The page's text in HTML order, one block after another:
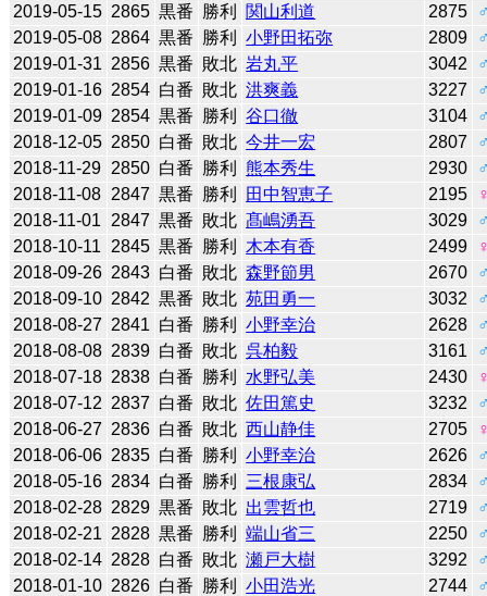
2019-05-15 2865 黒番 勝利 関山利道 2875
2019-05-08 2864 黒番 勝利 小野田拓弥 2809
2019-01-31 2856 黒番 敗北 岩丸平 3042
2019-01-16 2854 白番 敗北 洪爽義 3227
2019-01-09 2854 黒番 勝利 谷口徹 3104
2018-12-05 2850 白番 敗北 今井一宏 2807
2018-11-29 2850 白番 勝利 熊本秀生 2930
2018-11-08 2847 黒番 勝利 田中智恵子 2195
2018-11-01
2847 黒番 敗北 髙嶋湧吾 3029
2018-10-11
2845 黒番 勝利 木本有香 2499
2018-09-26 2843 白番 敗北 森野節男 2670
2018-09-10 2842 黒番 敗北 苑田勇一 3032
2018-08-27 2841 白番 勝利 小野幸治 2628
2018-08-08 2839 白番 敗北 呉柏毅 3161
2018-07-18 2838 白番 勝利 水野弘美 2430
2018-07-12 2837 白番 敗北 佐田篤史 3232
2018-06-27 2836 白番 敗北 西山静佳 2705
2018-06-06 2835 白番 勝利 小野幸治 2626
2018-05-16 2834 白番 勝利 三根康弘 2834
2018-02-28 2829 黒番 敗北 出雲哲也 2719
2018-02-21 2828 黒番 勝利 端山省三 2250
2018-02-14 2828 白番 敗北 瀬戸大樹 3292
2018-01-10 2826 白番 勝利 小田浩光 2744